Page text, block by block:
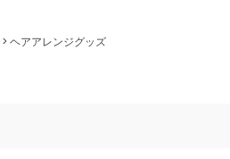
ヘアアレンジグッズ